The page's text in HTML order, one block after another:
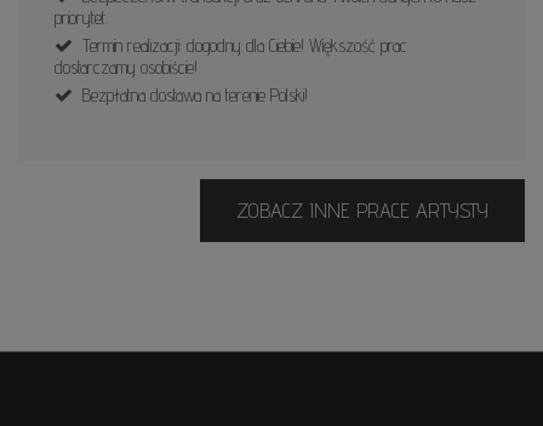
priorytet.
Termin realizacji: dogodny dla Ciebie! Większość prac
dostarczamy osobiście!
Bezpłatna dostawa na terenie Polski!
ZOBACZ INNE PRACE ARTYSTY